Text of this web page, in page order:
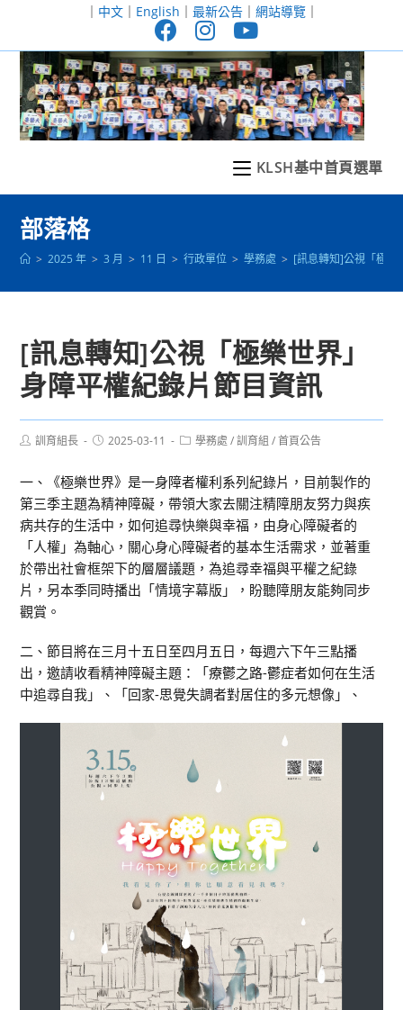
至
｜ 中文｜ English ｜ 最新公告｜ 網站導覽｜
KLSH基中首頁選單
部落格
> 2025 年 > 3 月 > 11 日 > 行政單位 > 學務處 > [訊息轉知]公視「極樂
[訊息轉知]公視「極樂世界」
身障平權紀錄片節目資訊
Post訓育組長
Post2025-03-11
Post學務處 / 訓育組 / 首頁公告
一、《極樂世界》是一身障者權利系列紀錄片，目前製作的
第三季主題為精神障礙，帶領大家去關注精障朋友努力與疾
病共存的生活中，如何追尋快樂與幸福，由身心障礙者的
「人權」為軸心，關心身心障礙者的基本生活需求，並著重
於帶出社會框架下的層層議題，為追尋幸福與平權之紀錄
片，另本季同時播出「情境字幕版」，盼聽障朋友能夠同步
觀賞。
二、節目將在三月十五日至四月五日，每週六下午三點播
出，邀請收看精神障礙主題：「療鬱之路-鬱症者如何在生活
中追尋自我」、「回家-思覺失調者對居住的多元想像」、